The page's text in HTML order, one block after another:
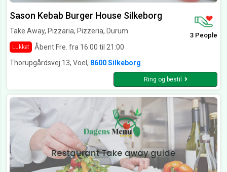
Sason Kebab Burger House Silkeborg
Take Away, Pizzaria, Pizzeria, Durum
Lukket Åbent Fre. fra 16:00 til 21:00
3 People
Thorupgårdsvej 13, Voel, 8600 Silkeborg
Ring og bestil